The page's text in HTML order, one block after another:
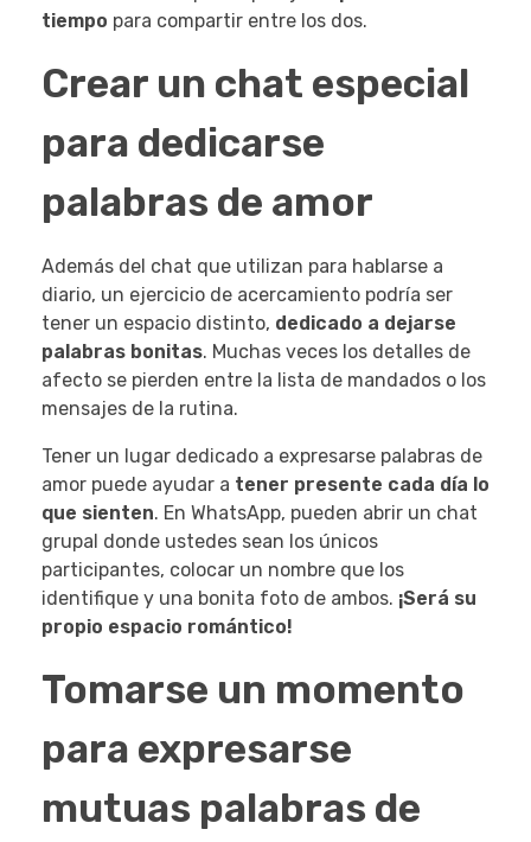
tiempo para compartir entre los dos.
Crear un chat especial
para dedicarse
palabras de amor
Además del chat que utilizan para hablarse a
diario, un ejercicio de acercamiento podría ser
tener un espacio distinto, dedicado a dejarse
palabras bonitas. Muchas veces los detalles de
afecto se pierden entre la lista de mandados o los
mensajes de la rutina.
Tener un lugar dedicado a expresarse palabras de
amor puede ayudar a tener presente cada día lo
que sienten. En WhatsApp, pueden abrir un chat
grupal donde ustedes sean los únicos
participantes, colocar un nombre que los
identifique y una bonita foto de ambos. ¡Será su
propio espacio romántico!
Tomarse un momento
para expresarse
mutuas palabras de